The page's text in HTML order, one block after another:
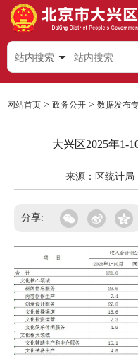
站内搜索
网站首页 > 政务公开 > 数据发布
大兴区2025年1-
来源：区统计局
分享: